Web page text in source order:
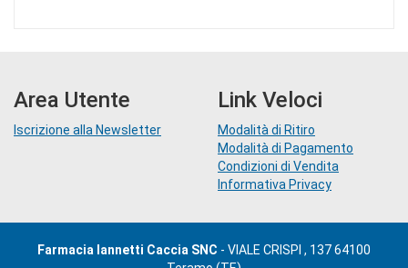
Area Utente
Iscrizione alla Newsletter
Link Veloci
Modalità di Ritiro
Modalità di Pagamento
Condizioni di Vendita
Informativa Privacy
Farmacia Iannetti Caccia SNC - VIALE CRISPI , 137 64100